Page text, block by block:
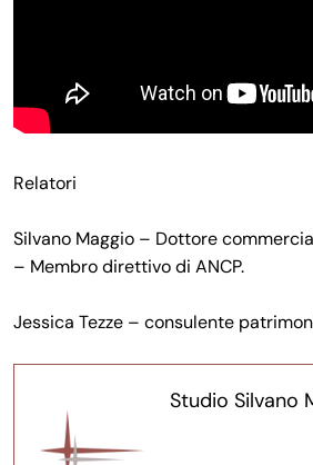
Relatori
Silvano Maggio – Dottore
– Membro direttivo di ANCP.
Jessica Tezze – consulente
Studio Silvano